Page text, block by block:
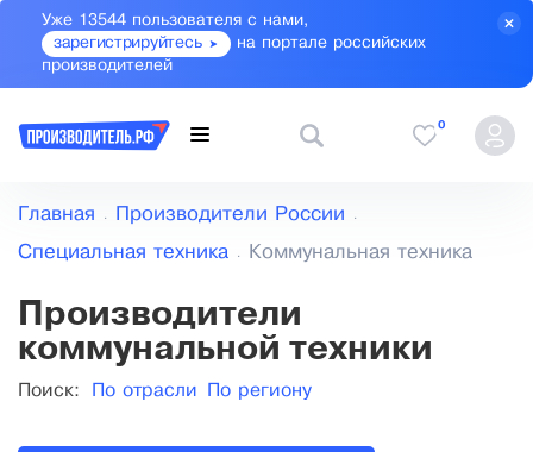
Уже 13544 пользователя с нами,
зарегистрируйтесь
на портале российских
производителей
0
Главная Производители России
Специальная техника Коммунальная техника
Производители
коммунальной техники
Поиск: По отрасли По региону